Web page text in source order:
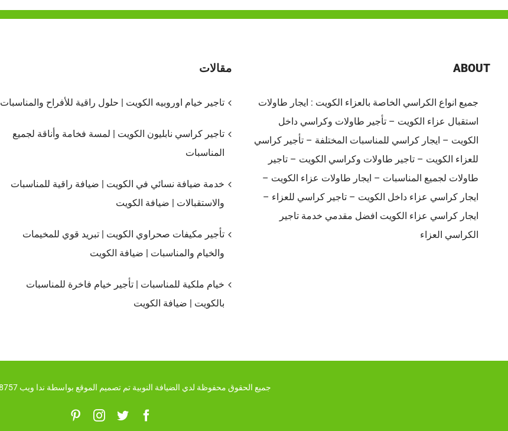
ABOUT
جميع انواع الكراسي الخاصة بالعزاء الكويت : ايجار طاولات
استقبال عزاء الكويت – تأجير طاولات وكراسي داخل
الكويت – ايجار كراسي للمناسبات المختلفة – تأجير كراسي
للعزاء الكويت – تاجير طاولات وكراسي الكويت – تاجير
طاولات لجميع المناسبات – ايجار طاولات عزاء الكويت –
ايجار كراسي عزاء داخل الكويت – تاجير كراسي للعزاء –
ايجار كراسي عزاء الكويت افضل مقدمي خدمة تاجير
الكراسي العزاء
مقالات
تاجير خيام اوروبيه الكويت | حلول راقية للأفراح والمناسبات
تاجير كراسي نابليون الكويت | لمسة فخامة وأناقة لجميع
المناسبات
خدمة ضيافة نسائي في الكويت | ضيافة راقية للمناسبات
والاستقبالات | ضيافة الكويت
تأجير مكيفات صحراوي الكويت | تبريد قوي للمخيمات
والخيام والمناسبات | ضيافة الكويت
خيام ملكية للمناسبات | تأجير خيام فاخرة للمناسبات
بالكويت | ضيافة الكويت
جميع الحقوق محفوظة لدي الضيافة النوبية تم تصميم الموقع بواسطة ندا ويب 00201068468757
Facebook
Twitter
Instagram